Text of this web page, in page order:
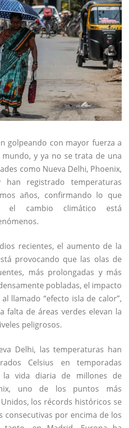
golpeando con mayor fuerza a
y ya no se trata de una
como Nueva Delhi, Phoenix,
han registrado temperaturas
años, confirmando lo que
el cambio climático está
recientes, el aumento de la
provocando que las olas de
más prolongadas y más
pobladas, el impacto
llamado “efecto isla de calor”,
falta de áreas verdes elevan la
peligrosos.
Delhi, las temperaturas han
Celsius en temporadas
la vida diaria de millones de
uno de los puntos más
los récords históricos se
consecutivas por encima de los